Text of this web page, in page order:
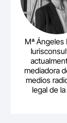
Mª Ángeles
mediadora
medios
legal de